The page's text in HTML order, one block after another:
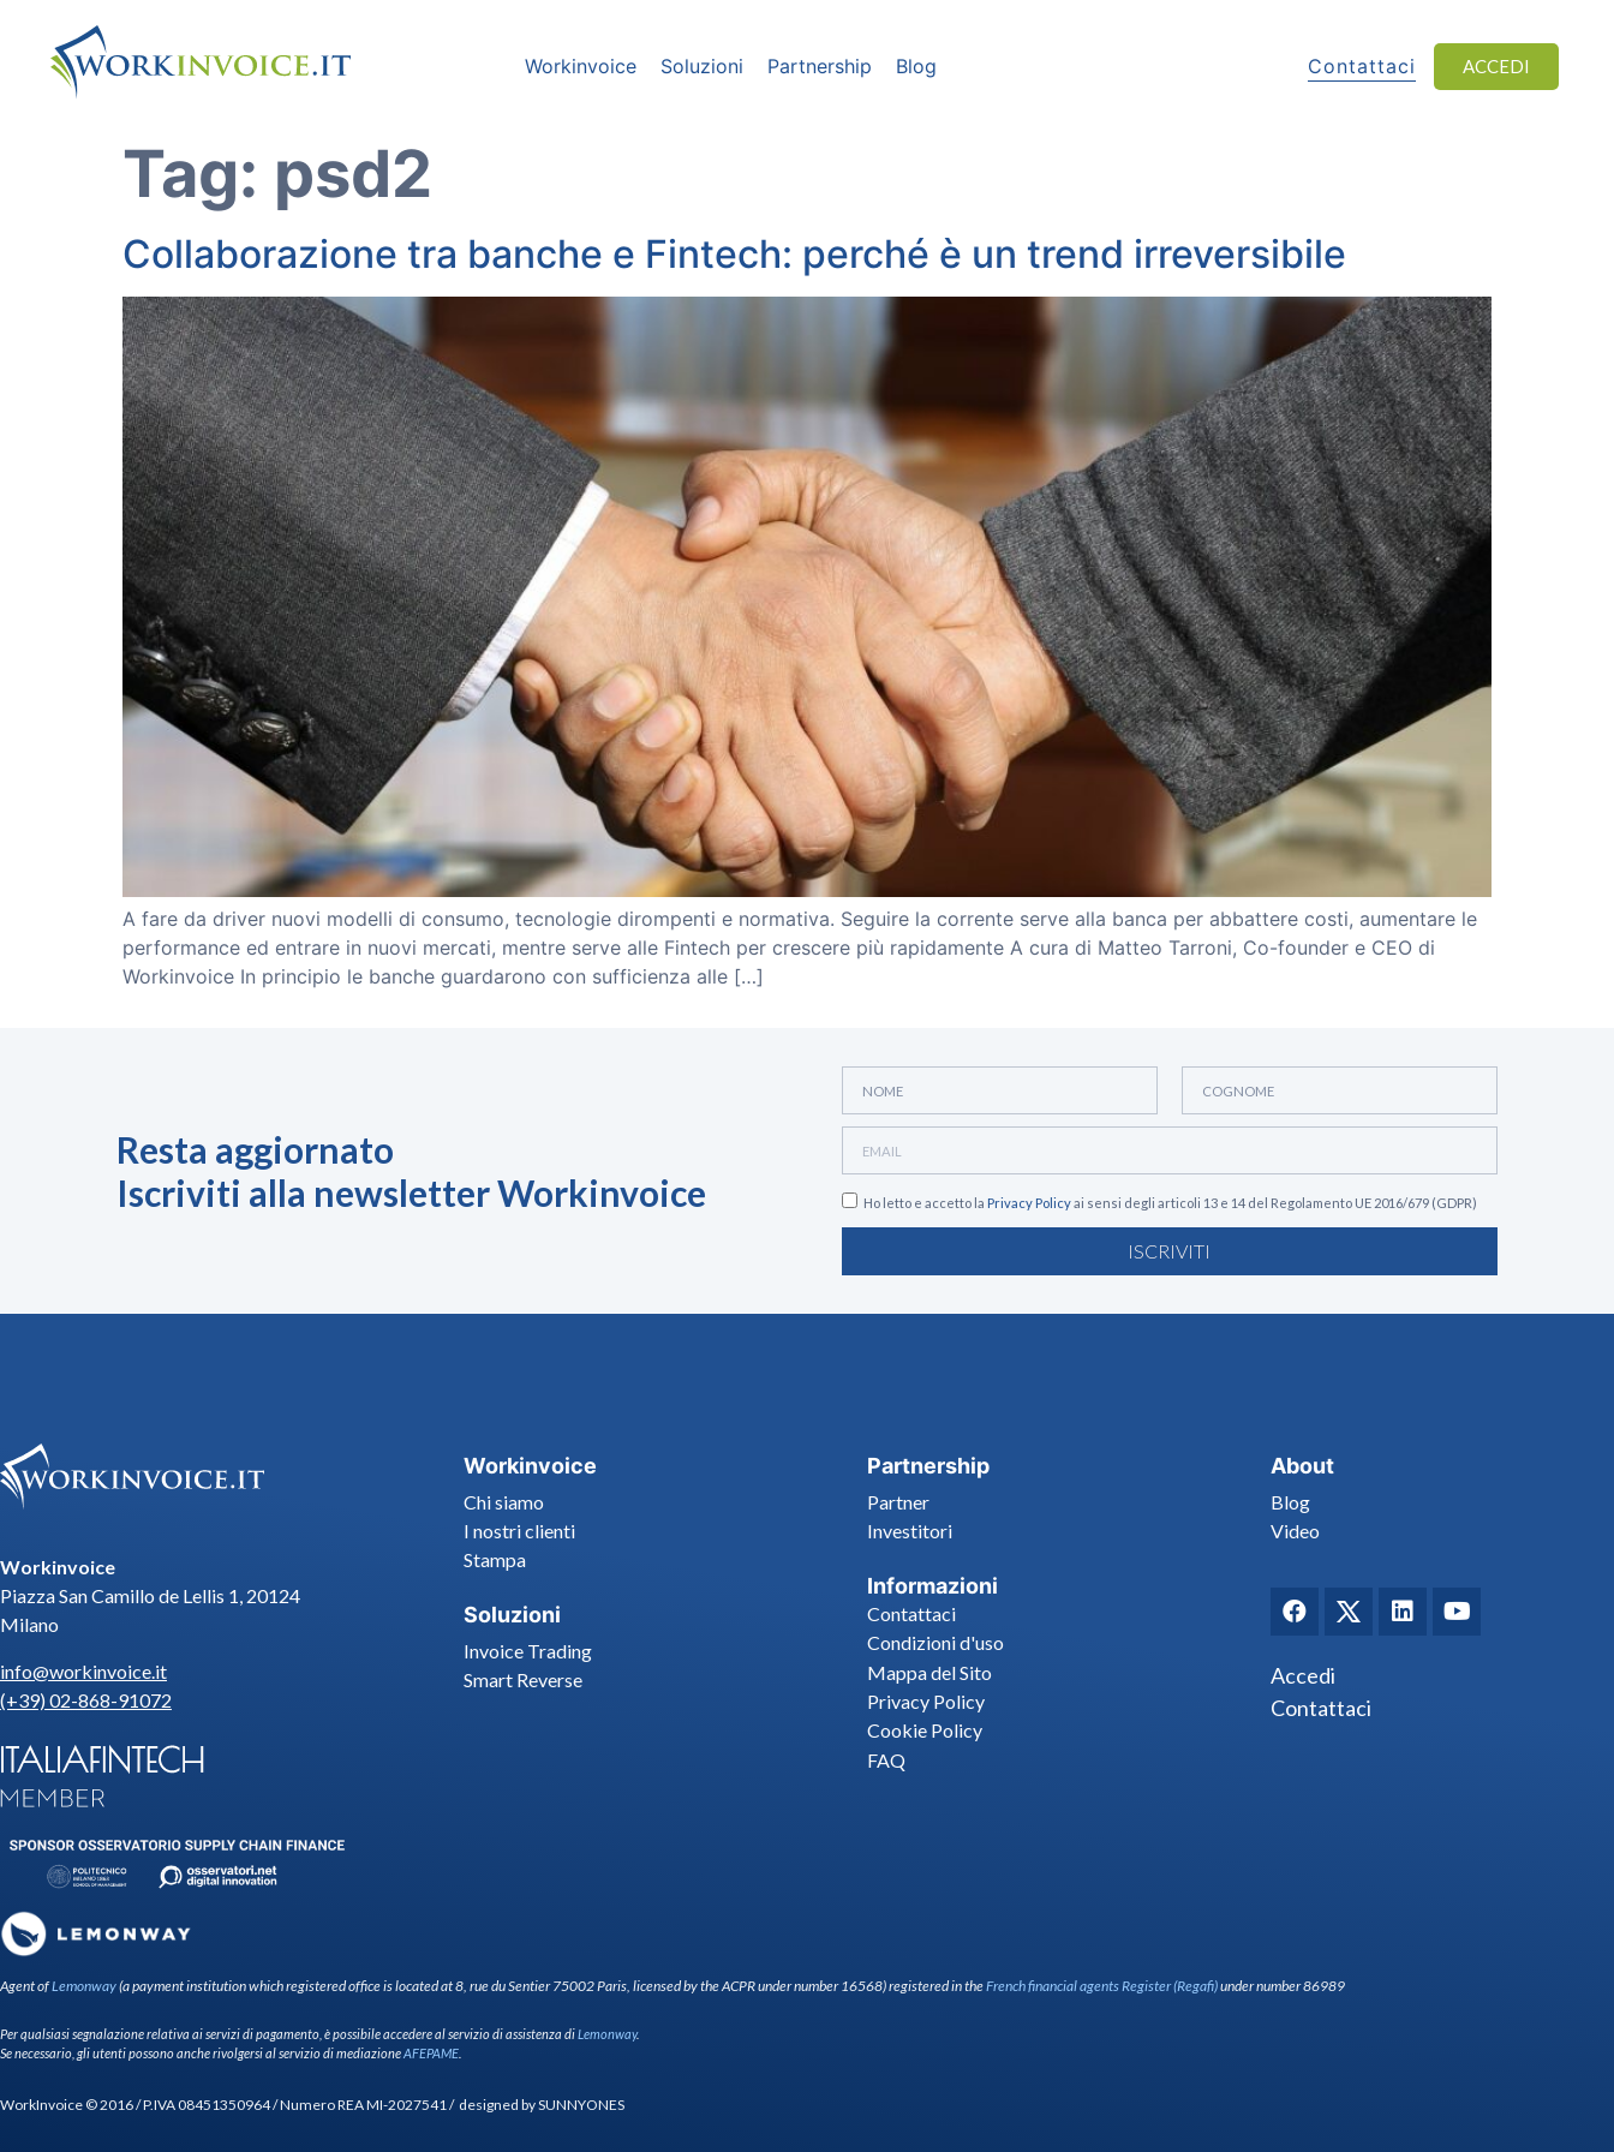
Workinvoice Soluzioni Partnership Blog Contattaci ACCEDI
Tag: psd2
Collaborazione tra banche e Fintech: perché è un trend irreversibile
A fare da driver nuovi modelli di consumo, tecnologie dirompenti e normativa. Seguire la corrente serve alla banca per abbattere costi, aumentare le
performance ed entrare in nuovi mercati, mentre serve alle Fintech per crescere più rapidamente A cura di Matteo Tarroni, Co-founder e CEO di
Workinvoice In principio le banche guardarono con sufficienza alle […]
Resta aggiornato
Iscriviti alla newsletter Workinvoice
Ho letto e accetto la Privacy Policyai sensi degli articoli 13 e 14 del Regolamento UE 2016/679 (GDPR)
ISCRIVITI
Workinvoice
Piazza San Camillo de Lellis 1, 20124
Milano
info@workinvoice.it
(+39) 02-868-91072
Workinvoice
Chi siamo
I nostri clienti
Stampa
Soluzioni
Invoice Trading
Smart Reverse
Partnership
Partner
Investitori
Informazioni
Contattaci
Condizioni d'uso
Mappa del Sito
Privacy Policy
Cookie Policy
FAQ
About
Blog
Video
Accedi
Contattaci
Agent ofLemonway(a payment institution which registered office is located at 8, rue du Sentier 75002 Paris, licensed by the ACPR under number 16568) registered in theFrench financial agents Register (Regafi)under number 86989
Per qualsiasi segnalazione relativa ai servizi di pagamento, è possibile accedere al servizio di assistenza diLemonway.
Se necessario, gli utenti possono anche rivolgersi al servizio di mediazioneAFEPAME
WorkInvoice © 2016 / P.IVA 08451350964 / Numero REA MI-2027541 / designed by SUNNYONES